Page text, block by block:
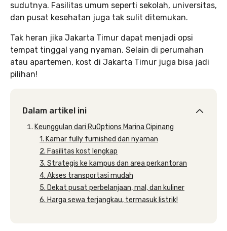
sudutnya. Fasilitas umum seperti sekolah, universitas,
dan pusat kesehatan juga tak sulit ditemukan.
Tak heran jika Jakarta Timur dapat menjadi opsi
tempat tinggal yang nyaman. Selain di perumahan
atau apartemen, kost di Jakarta Timur juga bisa jadi
pilihan!
Dalam artikel ini
Keunggulan dari RuOptions Marina Cipinang
1. Kamar fully furnished dan nyaman
2. Fasilitas kost lengkap
3. Strategis ke kampus dan area perkantoran
4. Akses transportasi mudah
5. Dekat pusat perbelanjaan, mal, dan kuliner
6. Harga sewa terjangkau, termasuk listrik!